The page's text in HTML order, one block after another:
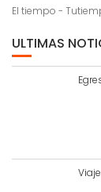
El tiempo -
ULTIMAS